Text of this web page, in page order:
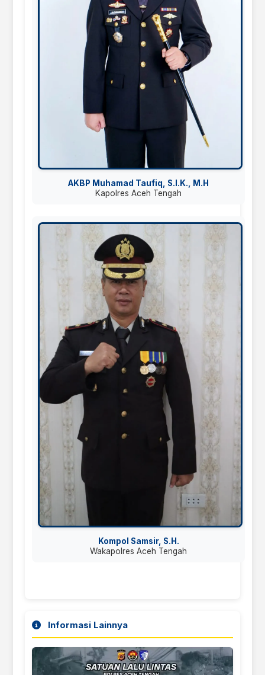
AKBP Muhamad Taufiq, S.I.K., M.H
Kapolres Aceh Tengah
Kompol Samsir, S.H.
Wakapolres Aceh Tengah
Informasi Lainnya